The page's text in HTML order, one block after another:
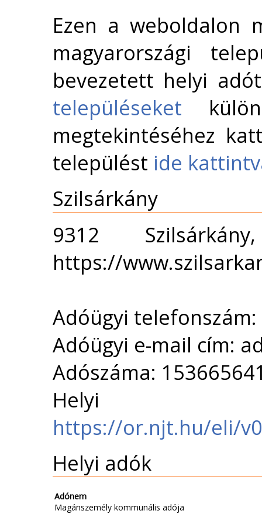
Ezen a weboldalon
magyarországi
bevezetett helyi
településeket
megtekintéséhez
települést ide
Szilsárkány
9312
https://
Adóügyi
Adóügyi e-mail cím:
Adószáma:
Helyi
https://or.njt.hu/eli/
Helyi adók
Adónem
Magánszemély kommunális adója